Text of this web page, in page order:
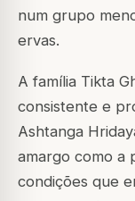
num grupo
ervas.
A família Tikta
consistente e
Ashtanga
amargo como a
condições que